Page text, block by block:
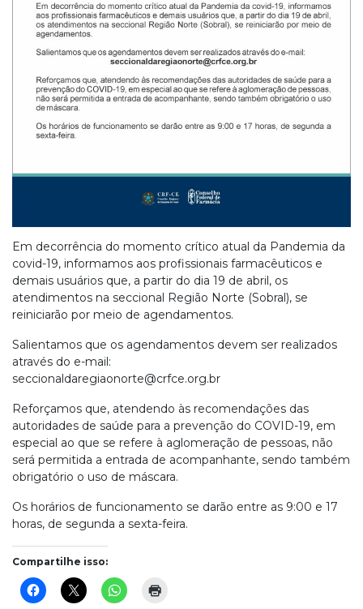
Em decorrência do momento crítico atual da Pandemia da
covid-19, informamos aos profissionais farmacêuticos e
demais usuários que, a partir do dia 19 de abril, os
atendimentos na seccional Região Norte (Sobral), se
reiniciarão por meio de agendamentos.
Salientamos que os agendamentos devem ser realizados
através do e-mail:
seccionaldaregiaonorte@crfce.org.br
Reforçamos que, atendendo às recomendações das
autoridades de saúde para a prevenção do COVID-19, em
especial ao que se refere à aglomeração de pessoas, não
será permitida a entrada de acompanhante, sendo também
obrigatório o uso de máscara.
Os horários de funcionamento se darão entre as 9:00 e 17
horas, de segunda a sexta-feira.
Compartilhe isso: